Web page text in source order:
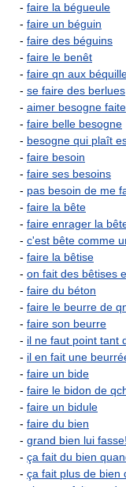
- faire la bégueule
- faire un béguin
- faire des béguins
- faire le benêt
- faire qn aux
- se faire des berlues
- aimer besogne faite
- faire belle besogne
- besogne qui plaît
- faire besoin
- faire ses besoins
- pas besoin de me
- faire la bête
- faire enrager la
- c'est bête comme
- faire la bêtise
- on fait des bêtises
- faire du béton
- faire le beurre de
- faire son beurre
- il ne faut point tant
- il en fait une
- faire un bide
- faire le bidon de
- faire un bidule
- faire du bien
- grand bien lui fasse!
- ça fait du bien
- ça fait plus de bien